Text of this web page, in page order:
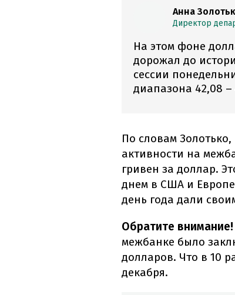
Анна
Директор
На этом фоне
дорожал до
сессии
диапазона 42,08 –
По словам
активности на
гривен за доллар.
днем в США и
день года дали
Обратите внимание!
межбанке было
долларов. Что в 10
декабря.